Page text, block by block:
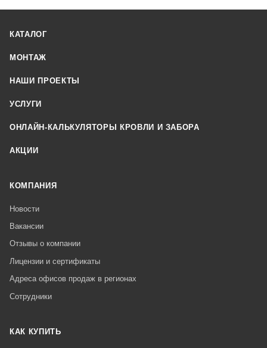
КАТАЛОГ
МОНТАЖ
НАШИ ПРОЕКТЫ
УСЛУГИ
ОНЛАЙН-КАЛЬКУЛЯТОРЫ КРОВЛИ И ЗАБОРА
АКЦИИ
КОМПАНИЯ
Новости
Вакансии
Отзывы о компании
Лицензии и сертификаты
Адреса офисов продаж в регионах
Сотрудники
КАК КУПИТЬ